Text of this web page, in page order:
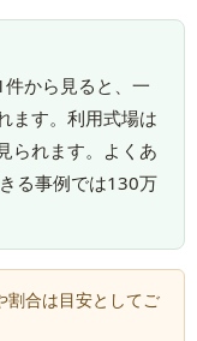
から見ると、一
ます。利用式場は
られます。よくあ
る事例では130万
割合は目安としてご